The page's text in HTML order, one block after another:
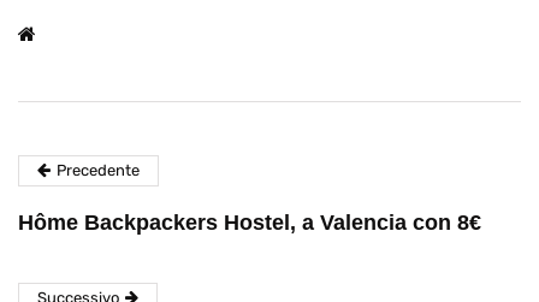
Precedente
Hôme Backpackers Hostel, a Valencia con 8€
Successivo